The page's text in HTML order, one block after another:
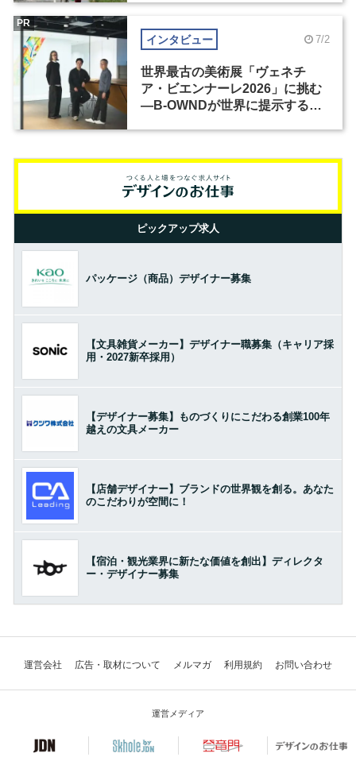
インタビュー 7/2
世界最古の美術展「ヴェネチ
ア・ビエンナーレ2026」に挑む
―B-OWNDが世界に提示する美
PR
ピックアップ求人
パッケージ（商品）デザイナー募集
【文具雑貨メーカー】デザイナー職募集（キャリア採
用・2027新卒採用）
【デザイナー募集】ものづくりにこだわる創業100年
越えの文具メーカー
【店舗デザイナー】ブランドの世界観を創る。あなた
のこだわりが空間に！
【宿泊・観光業界に新たな価値を創出】ディレクタ
ー・デザイナー募集
運営会社 広告・取材について メルマガ 利用規約 お問い合わせ
運営メディア